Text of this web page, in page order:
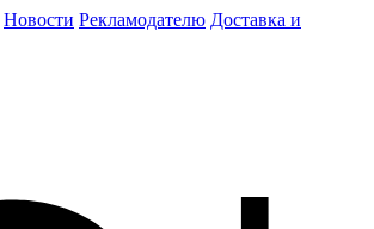
Новости Рекламодателю Доставка и